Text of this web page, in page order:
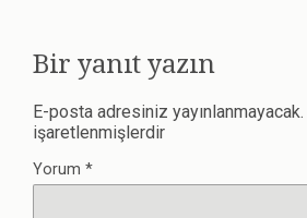
Bir yanıt yazın
E-posta adresiniz yayınlanmayacak.
işaretlenmişlerdir
Yorum *